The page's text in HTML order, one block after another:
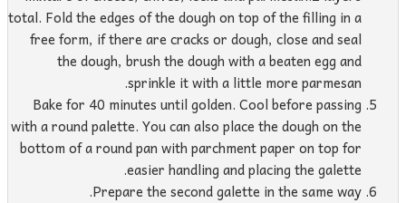
total. Fold the edges of the dough on top of the filling in a
free form, if there are cracks or dough, close and seal
the dough, brush the dough with a beaten egg and
sprinkle it with a little more parmesan.
Bake for 40 minutes until golden. Cool before passing
with a round palette. You can also place the dough on the
bottom of a round pan with parchment paper on top for
easier handling and placing the galette.
Prepare the second galette in the same way.